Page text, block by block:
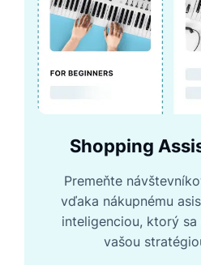
Shopping
Premeňte
vďaka nákupnému
inteligenciou, ktorý
vašou